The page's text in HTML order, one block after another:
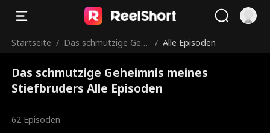
Startseite / Das schmutzige Geh
uders
/ Alle Episoden
Das schmutzige Geheimnis meines
Stiefbruders Alle Episoden
62 Episoden